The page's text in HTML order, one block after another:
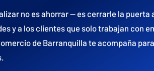
no es ahorrar — es cerrarle la puerta
y a los clientes que solo trabajan con
de Barranquilla te acompaña